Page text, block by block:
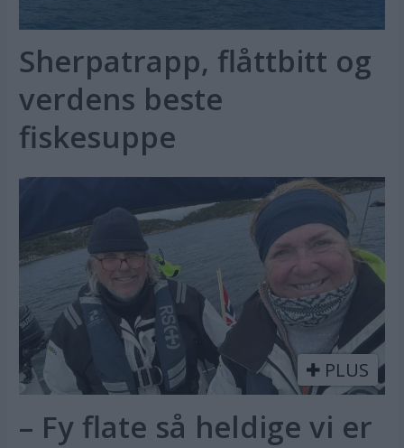
Sherpatrapp, flåttbitt og
verdens beste
fiskesuppe
PLUS
– Fy flate så heldige vi er